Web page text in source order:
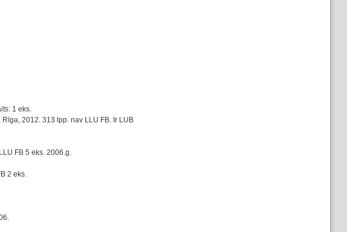
1 eks.
2012. 313 lpp. nav LLU FB. Ir LUB
FB 5 eks. 2006.g.
2 eks.